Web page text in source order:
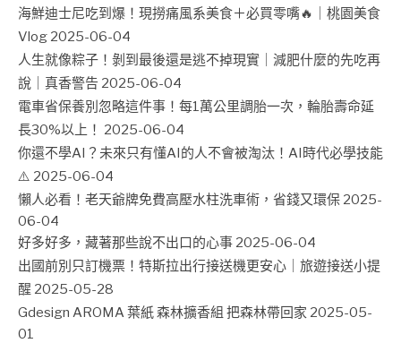
海鮮迪士尼吃到爆！現撈痛風系美食＋必買零嘴🔥｜桃園美食
Vlog 2025-06-04
人生就像粽子！剝到最後還是逃不掉現實｜減肥什麼的先吃再
說｜真香警告 2025-06-04
電車省保養別忽略這件事！每1萬公里調胎一次，輪胎壽命延
長30%以上！ 2025-06-04
你還不學AI？未來只有懂AI的人不會被淘汰！AI時代必學技能
⚠️ 2025-06-04
懶人必看！老天爺牌免費高壓水柱洗車術，省錢又環保 2025-
06-04
好多好多，藏著那些說不出口的心事 2025-06-04
出國前別只訂機票！特斯拉出行接送機更安心｜旅遊接送小提
醒 2025-05-28
Gdesign AROMA 葉紙 森林擴香組 把森林帶回家 2025-05-
01